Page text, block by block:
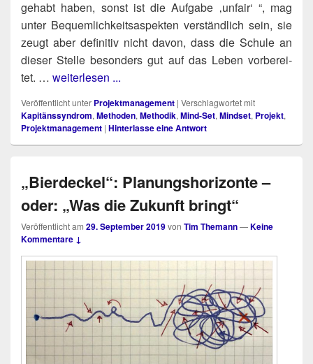
gehabt haben, sonst ist die Auf­ga­be ‚unfair‘ “, mag
unter Bequem­lich­keits­aspek­ten ver­ständ­lich sein, sie
zeugt aber defi­ni­tiv nicht davon, dass die Schu­le an
die­ser Stel­le beson­ders gut auf das Leben vor­be­rei­
tet. … weiterlesen ...
Veröffentlicht unter Projektmanagement | Verschlagwortet mit
Kapitänssyndrom, Methoden, Methodik, Mind-Set, Mindset, Projekt,
Projektmanagement | Hinterlasse eine Antwort
„Bierdeckel“: Planungshorizonte –
oder: „Was die Zukunft bringt“
Veröffentlicht am 29. September 2019von Tim Themann—Keine
Kommentare ↓